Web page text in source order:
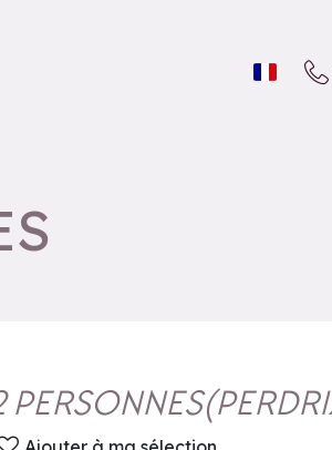
PERSONNES(